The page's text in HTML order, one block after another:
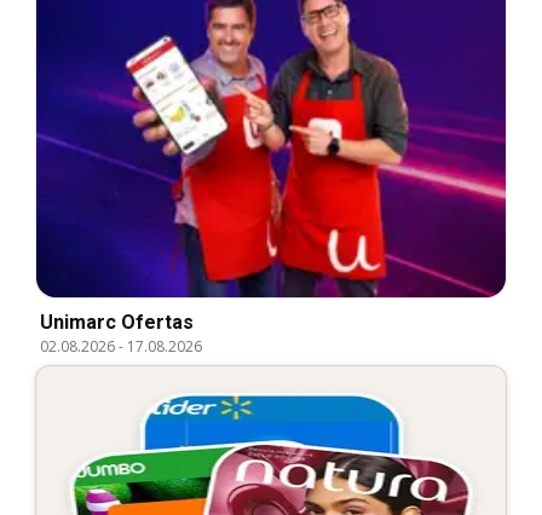
Unimarc Ofertas
02.08.2026- 17.08.2026